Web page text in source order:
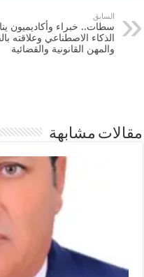
السابق
سطات.. خبراء وأكاديميون
الذكاء الاصطناعي وعلاقته
والمهن القانونية والقضائية
مقالات مشابهة